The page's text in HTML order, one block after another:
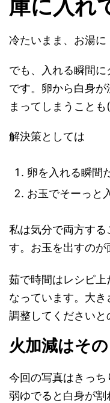
庫に入れ
冷たいまま、お湯に
でも、入れる瞬間
です。卵から白身
まってしまうこと
解決策としては
卵を入れる瞬間
お玉でそーっと
私は気分で両方する
す。お玉を出すの
茹で時間はレシピ上
なっています。大
調整してくださいと
火加減はそ
今回の写真はきっ
弱ゆでると白身が割